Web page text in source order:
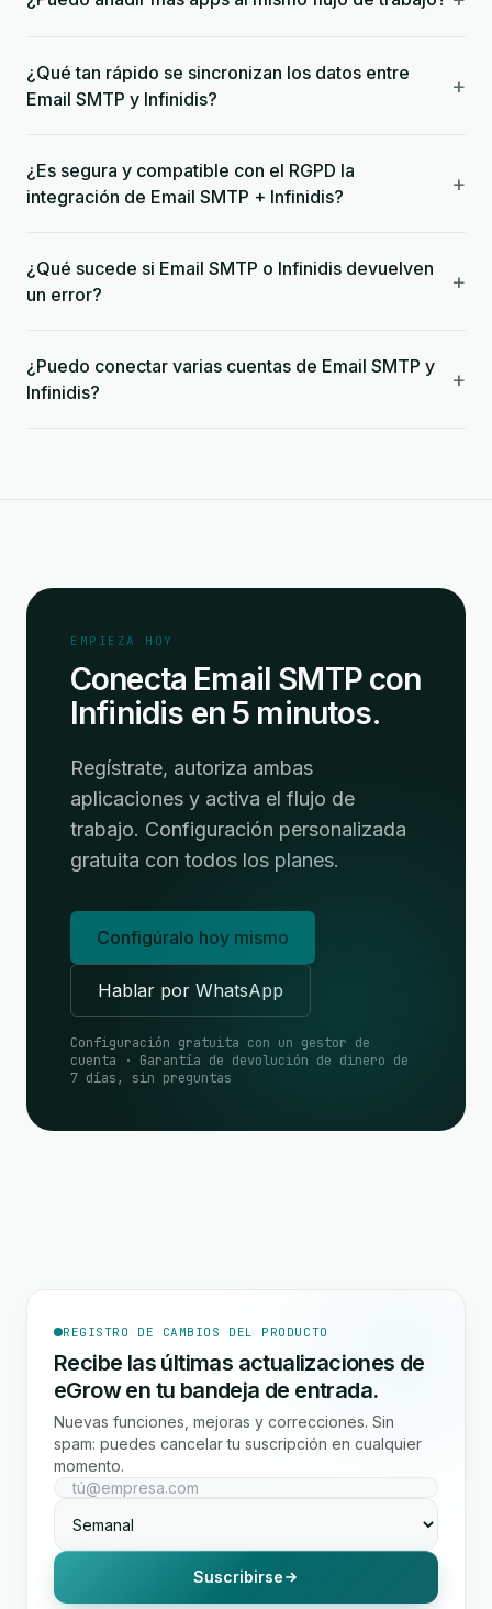
¿Qué tan rápido se sincronizan los datos entre
Email SMTP y Infinidis?
+
¿Es segura y compatible con el RGPD la
integración de Email SMTP + Infinidis?
+
¿Qué sucede si Email SMTP o Infinidis devuelven
un error?
+
¿Puedo conectar varias cuentas de Email SMTP y
Infinidis?
+
EMPIEZA HOY
Conecta Email SMTP con
Infinidis en 5 minutos.
Regístrate, autoriza ambas
aplicaciones y activa el flujo de
trabajo. Configuración personalizada
gratuita con todos los planes.
Configúralo hoy mismo
Hablar por WhatsApp
Configuración gratuita con un gestor de
cuenta · Garantía de devolución de dinero de
7 días, sin preguntas
REGISTRO DE CAMBIOS DEL PRODUCTO
Recibe las últimas actualizaciones de
eGrow en tu bandeja de entrada.
Nuevas funciones, mejoras y correcciones. Sin
spam: puedes cancelar tu suscripción en cualquier
momento.
Suscribirse